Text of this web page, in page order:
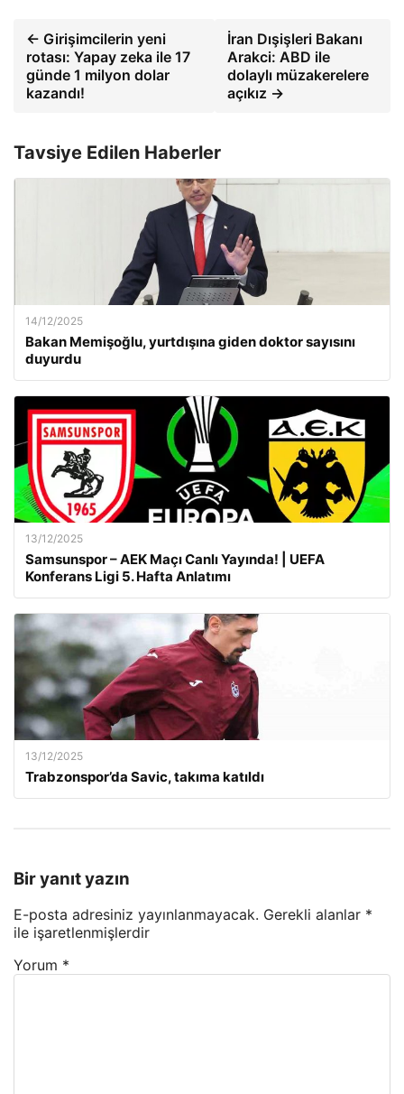
← Girişimcilerin yeni
rotası: Yapay zeka ile 17
günde 1 milyon dolar
kazandı!
İran Dışişleri Bakanı
Arakci: ABD ile
dolaylı müzakerelere
açıkız →
Tavsiye Edilen Haberler
14/12/2025
Bakan Memişoğlu, yurtdışına giden doktor sayısını
duyurdu
13/12/2025
Samsunspor – AEK Maçı Canlı Yayında! | UEFA
Konferans Ligi 5. Hafta Anlatımı
13/12/2025
Trabzonspor’da Savic, takıma katıldı
Bir yanıt yazın
E-posta adresiniz yayınlanmayacak. Gerekli alanlar *
ile işaretlenmişlerdir
Yorum *